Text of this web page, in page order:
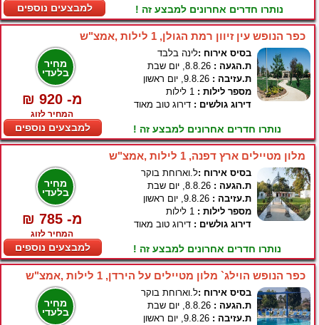
למבצעים נוספים נותרו חדרים אחרונים למבצע זה !
כפר הנופש עין זיוון רמת הגולן, 1 לילות ,אמצ"ש
מחיר
בלעדי
₪ 920 -מ
המחיר לזוג
למבצעים נוספים
בסיס אירוח :לינה בלבד
ת.הגעה :
ת.עזיבה :
מספר לילות :
דירוג גולשים : דירוג טוב מאוד
נותרו חדרים אחרונים למבצע זה !
מלון מטיילים ארץ דפנה, 1 לילות ,אמצ"ש
מחיר
בלעדי
₪ 785 -מ
המחיר לזוג
למבצעים נוספים
בסיס אירוח :ל.וארוחת בוקר
ת.הגעה :
ת.עזיבה :
מספר לילות :
דירוג גולשים : דירוג טוב מאוד
נותרו חדרים אחרונים למבצע זה !
כפר הנופש הוילג` מלון מטיילים על הירדן, 1 לילות ,אמצ"ש
מחיר
בלעדי
בסיס אירוח :ל.וארוחת בוקר
ת.הגעה :
ת.עזיבה :